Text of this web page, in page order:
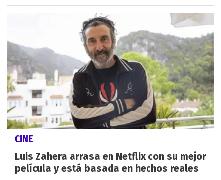
CINE
Luis Zahera arrasa en Netflix con su mejor
película y está basada en hechos reales